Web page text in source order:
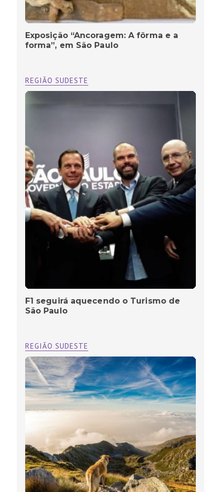
Exposição “Ancoragem: A fôrma e a
forma”, em São Paulo
REGIÃO SUDESTE
F1 seguirá aquecendo o Turismo de
São Paulo
REGIÃO SUDESTE